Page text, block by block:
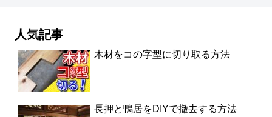
人気記事
木材をコの字型に切り取る方法
長押と鴨居をDIYで撤去する方法